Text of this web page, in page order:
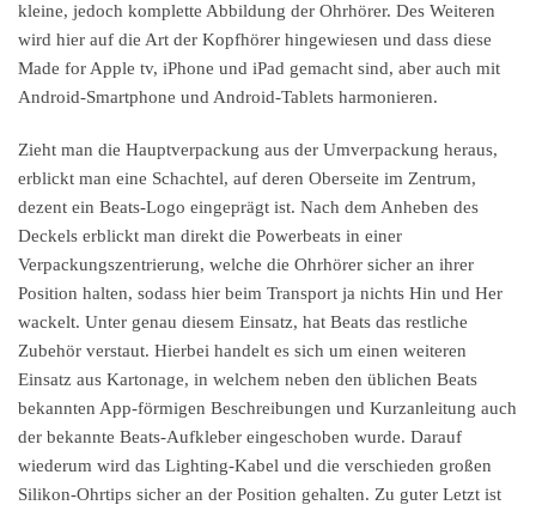
kleine, jedoch komplette Abbildung der Ohrhörer. Des Weiteren
wird hier auf die Art der Kopfhörer hingewiesen und dass diese
Made for Apple tv, iPhone und iPad gemacht sind, aber auch mit
Android-Smartphone und Android-Tablets harmonieren.
Zieht man die Hauptverpackung aus der Umverpackung heraus,
erblickt man eine Schachtel, auf deren Oberseite im Zentrum,
dezent ein Beats-Logo eingeprägt ist. Nach dem Anheben des
Deckels erblickt man direkt die Powerbeats in einer
Verpackungszentrierung, welche die Ohrhörer sicher an ihrer
Position halten, sodass hier beim Transport ja nichts Hin und Her
wackelt. Unter genau diesem Einsatz, hat Beats das restliche
Zubehör verstaut. Hierbei handelt es sich um einen weiteren
Einsatz aus Kartonage, in welchem neben den üblichen Beats
bekannten App-förmigen Beschreibungen und Kurzanleitung auch
der bekannte Beats-Aufkleber eingeschoben wurde. Darauf
wiederum wird das Lighting-Kabel und die verschieden großen
Silikon-Ohrtips sicher an der Position gehalten. Zu guter Letzt ist